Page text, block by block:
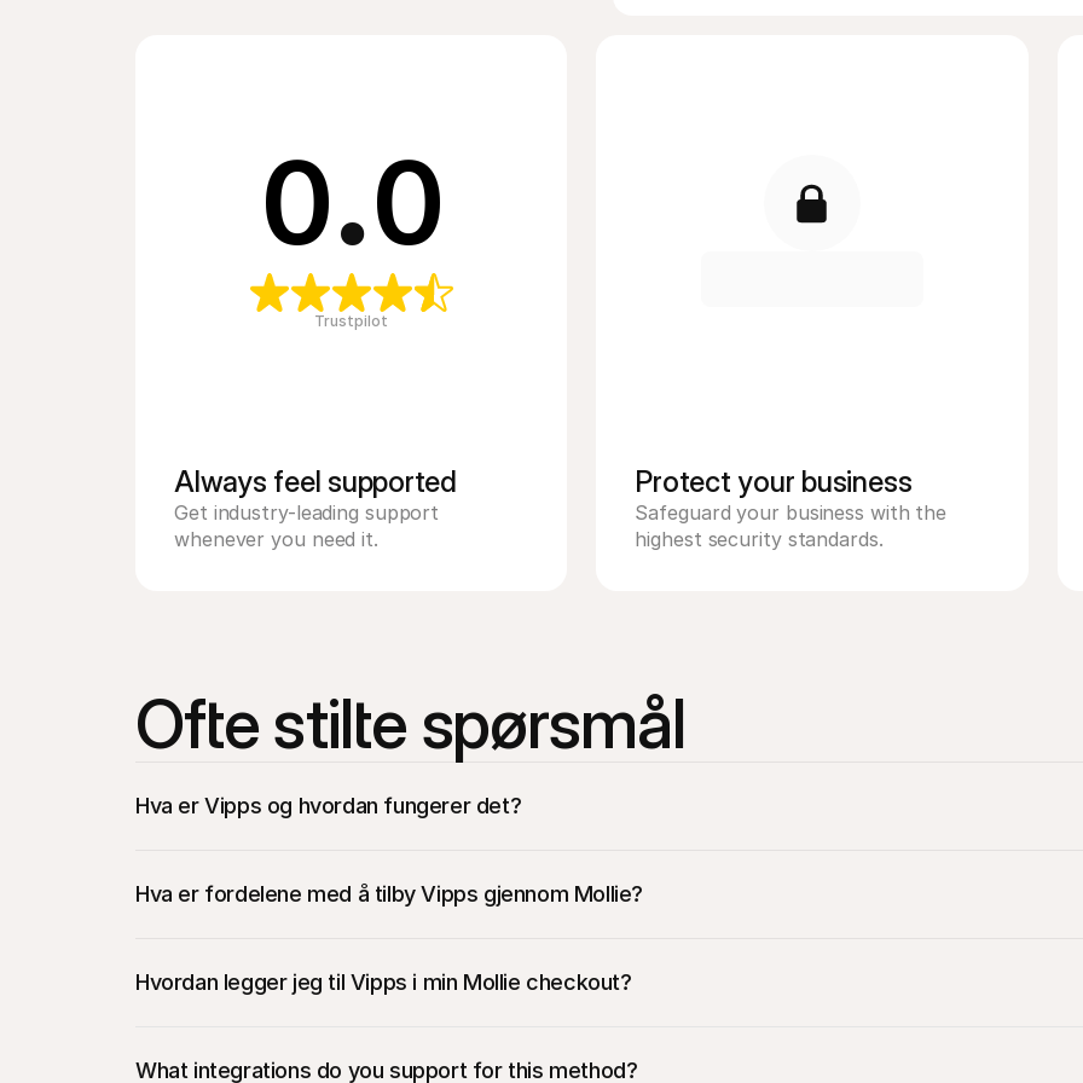
0.0
Trustpilot
Always feel supported
Get industry-leading support
whenever you need it.
Protect your business
Safeguard your business with the
highest security standards.
Ofte stilte spørsmål
Hva er Vipps og hvordan fungerer det?
Hva er fordelene med å tilby Vipps gjennom Mollie?
og bygge tillit i det nordiske markedet.
Garantert inntekt: Hver Vipps-betaling godkjennes av kunden i nettbanken deres og er 100 % garantert.
telefonen med fingeravtrykk eller Face ID, noe som reduserer avbrutte kjøp.
Hvordan legger jeg til Vipps i min Mollie checkout?
What integrations do you support for this method?